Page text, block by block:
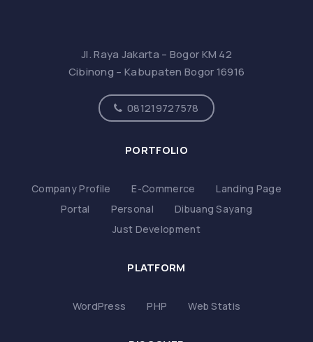
Jl. Raya Jakarta – Bogor KM 42
Cibinong – Kabupaten Bogor 16916
081219727578
PORTFOLIO
Company Profile E-Commerce
Landing Page
Portal
Personal
Dibuang Sayang
Just Development
PLATFORM
WordPress PHP Web Statis